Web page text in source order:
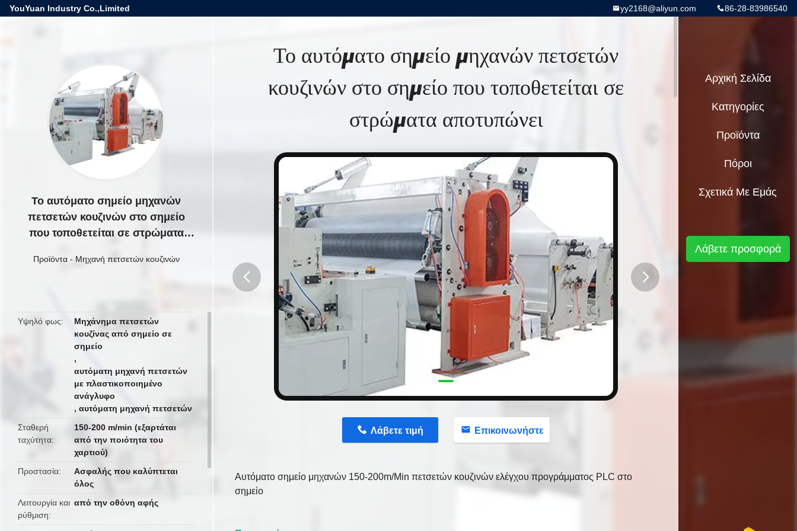
YouYuan Industry Co.,Limited 86-28-83986540
yy2168@aliyun.com
Το αυτόματο σημείο μηχανών
πετσετών κουζινών στο σημείο
που τοποθετείται σε στρώματα
Προϊόντα- Μηχανή πετσετών κουζινών
Υψηλό φως
Μηχάνημα πετσετών
κουζίνας από σημείο σε
σημείο
,
αυτόματη μηχανή πετσετών
με πλαστικοποιημένο
ανάγλυφο
,αυτόματη μηχανή πετσετών
Σταθερή
ταχύτητα
150-200 m/min (εξαρτάται
από την ποιότητα του
χαρτιού)
Προστασία
Ασφαλής που καλύπτεται
όλος
Λειτουργία και
ρύθμιση
από την οθόνη αφής
Το αυτόματο σημείο μηχανών πετσετών
κουζινών στο σημείο που τοποθετείται σε
στρώματα αποτυπώνει
Λάβετε τιμή Επικοινωνήστε
Αυτόματο σημείο μηχανών 150-200m/Min πετσετών κουζινών ελέγχου προγράμματος PLC στο
σημείο
Αρχική Σελίδα
Κατηγορίες
Προϊόντα
Πόροι
Σχετικά Με Εμάς
Λάβετε προσφορά